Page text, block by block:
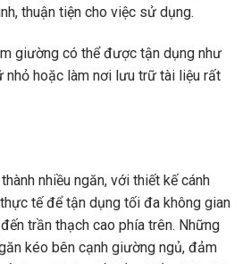
thuận tiện cho việc sử dụng.
giường có thể được tận dụng như
nhỏ hoặc làm nơi lưu trữ tài liệu rất
nhiều ngăn, với thiết kế cánh
tế để tận dụng tối đa không gian
trần thạch cao phía trên. Những
kéo bên cạnh giường ngủ, đảm